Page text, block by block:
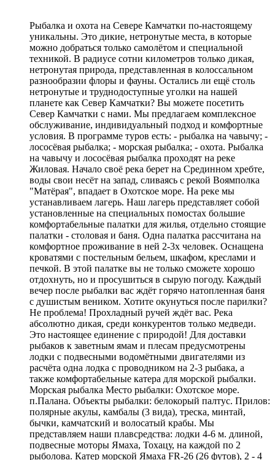
Рыбалка и охота на Севере Камчатки по-настоящему
уникальны. Это дикие, нетронутые места, в которые
можно добраться только самолётом и специальной
техникой. В радиусе сотни километров только дикая,
нетронутая природа, представленная в колоссальном
разнообразии флоры и фауны. Остались ли ещё столь
нетронутые и труднодоступные уголки на нашей
планете как Север Камчатки? Вы можете посетить
Север Камчатки с нами. Мы предлагаем комплексное
обслуживание, индивидуальный подход и комфортные
условия. В программе туров есть: - рыбалка на чавычу; -
лососёвая рыбалка; - морская рыбалка; - охота. Рыбалка
на чавычу и лососёвая рыбалка проходят на реке
Жиловая. Начало своё река берет на Срединном хребте,
воды свои несёт на запад, сливаясь с рекой Воямполка
"Матёрая", впадает в Охотское море. На реке мы
устанавливаем лагерь. Наш лагерь представляет собой
установленные на специальных помостах большие
комфортабельные палатки для жилья, отдельно стоящие
палатки - столовая и баня. Одна палатка рассчитана на
комфортное проживание в ней 2-3х человек. Оснащена
кроватями с постельным бельем, шкафом, креслами и
печкой. В этой палатке вы не только сможете хорошо
отдохнуть, но и просушиться в сырую погоду. Каждый
вечер после рыбалки вас ждёт горячо натопленная баня
с душистым веником. Хотите окунуться после парилки?
Не проблема! Прохладный ручей ждёт вас. Река
абсолютно дикая, среди конкурентов только медведи.
Это настоящее единение с природой! Для доставки
рыбаков к заветным ямам и плесам предусмотрены
лодки с подвесными водомётными двигателями из
расчёта одна лодка с проводником на 2-3 рыбака, а
также комфортабельные катера для морской рыбалки.
Морская рыбалка Место рыбалки: Охотское море.
п.Палана. Объекты рыбалки: белокорый палтус. Прилов:
полярные акулы, камбалы (3 вида), треска, минтай,
бычки, камчатский и волосатый крабы. Мы
представляем наши плавсредства: лодки 4-6 м. длиной,
подвесные моторы Ямаха, Тохацу, на каждой по 2
рыболова. Катер морской Ямаха FR-26 (26 футов), 2 - 4